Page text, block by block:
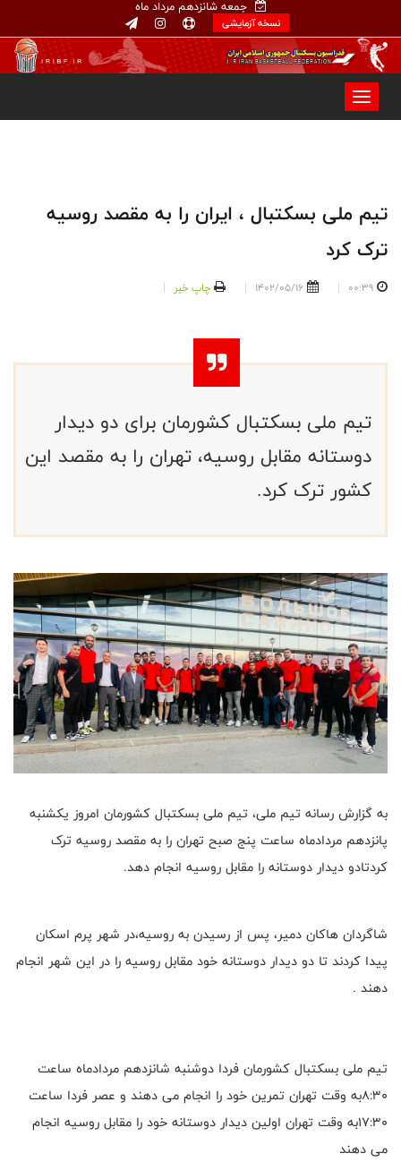
جمعه شانزدهم مرداد ماه
نسخه آزمایشی
تیم ملی بسکتبال ، ایران را به مقصد روسیه
ترک کرد
00:39
1402/05/16 چاپ خبر
تیم ملی بسکتبال کشورمان برای دو دیدار
دوستانه مقابل روسیه، تهران را به مقصد این
کشور ترک کرد.
به گزارش رسانه تیم ملی، تیم ملی بسکتبال کشورمان امروز یکشنبه
پانزدهم مردادماه ساعت پنج صبح تهران را به مقصد روسیه ترک
کردتادو دیدار دوستانه را مقابل روسیه انجام دهد.
شاگردان هاکان دمیر، پس از رسیدن به روسیه،در شهر پرم اسکان
پیدا کردند تا دو دیدار دوستانه خود مقابل روسیه را در این شهر انجام
دهند .
تیم ملی بسکتبال کشورمان فردا دوشنبه شانزدهم مردادماه ساعت
۸:۳۰به وقت تهران تمرین خود را انجام می دهند و عصر فردا ساعت
۱۷:۳۰به وقت تهران اولین دیدار دوستانه خود را مقابل روسیه انجام
می دهند